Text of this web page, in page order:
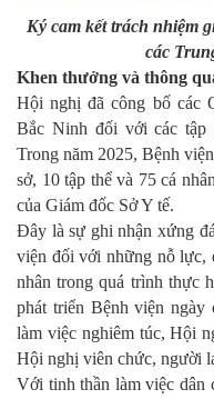
Ký cam kết trách nhiệm
các
Khen thưởng và thông
Hội nghị đã công bố các
Bắc Ninh đối với các tập
Trong năm 2025, Bệnh
sở, 10 tập thể và 75 cá
của Giám đốc Sở Y tế.
Đây là sự ghi nhận xứng
viện đối với những nỗ lực,
nhân trong quá trình thực
phát triển Bệnh viện ngày
làm việc nghiêm túc, Hội
Hội nghị viên chức, người
Với tinh thần làm việc dân